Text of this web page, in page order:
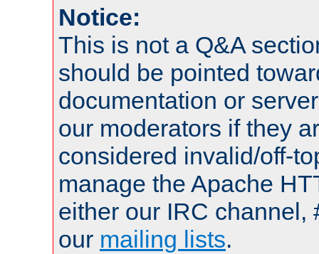
Notice:
This is not a Q&A
should be pointed
documentation or
our moderators if they
considered invalid/off-
manage the Apache
either our IRC channel,
our mailing lists.